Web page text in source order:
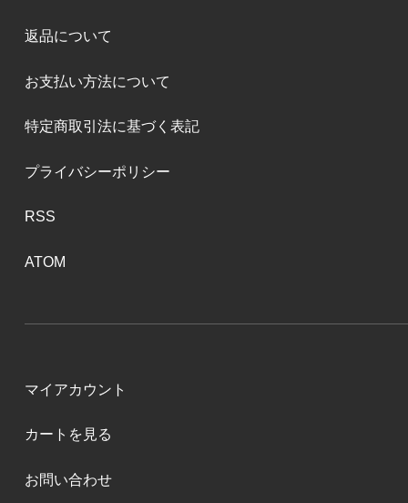
返品について
お支払い方法について
特定商取引法に基づく表記
プライバシーポリシー
RSS
ATOM
マイアカウント
カートを見る
お問い合わせ